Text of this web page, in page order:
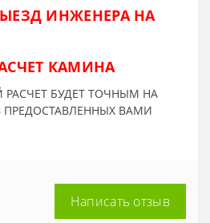
ИНЖЕНЕРА НА
КАМИНА
РАСЧЕТ БУДЕТ ТОЧНЫМ НА
ПРЕДОСТАВЛЕННЫХ ВАМИ
Написать отзыв